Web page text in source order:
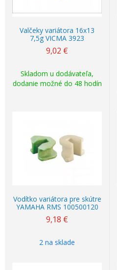
Valčeky variátora 16x13
7,5g VICMA 3923
9,02 €
Skladom u dodávateľa,
dodanie možné do 48 hodín
Vodítko variátora pre skútre
YAMAHA RMS 100500120
9,18 €
2 na sklade